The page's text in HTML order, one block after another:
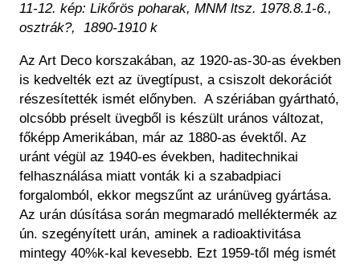
11-12. kép: Likőrös poharak, MNM ltsz. 1978.8.1-6.,
osztrák?, 1890-1910 k
Az Art Deco korszakában, az 1920-as-30-as években
is kedvelték ezt az üvegtípust, a csiszolt dekorációt
részesítették ismét előnyben. A szériában gyártható,
olcsóbb préselt üvegből is készült urános változat,
főképp Amerikában, már az 1880-as évektől. Az
uránt végül az 1940-es években, haditechnikai
felhasználása miatt vonták ki a szabadpiaci
forgalomból, ekkor megszűnt az uránüveg gyártása.
Az urán dúsítása során megmaradó melléktermék az
ún. szegényített urán, aminek a radioaktivitása
mintegy 40%k-kal kevesebb. Ezt 1959-től még ismét